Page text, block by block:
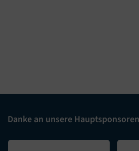
Danke an unsere